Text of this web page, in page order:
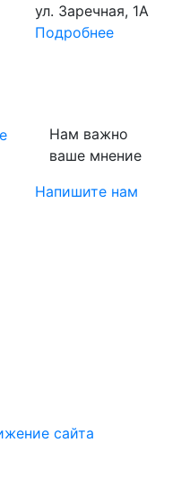
ул. Заречная, 1А
Подробнее
Нам важно
ваше мнение
Напишите нам
сайта